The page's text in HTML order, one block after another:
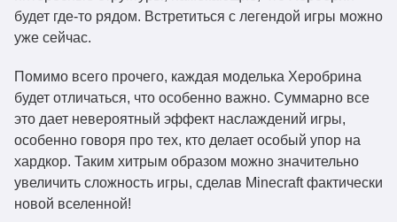
будет где-то рядом. Встретиться с легендой игры можно
уже сейчас.
Помимо всего прочего, каждая моделька Херобрина
будет отличаться, что особенно важно. Суммарно все
это дает невероятный эффект наслаждений игры,
особенно говоря про тех, кто делает особый упор на
хардкор. Таким хитрым образом можно значительно
увеличить сложность игры, сделав Minecraft фактически
новой вселенной!